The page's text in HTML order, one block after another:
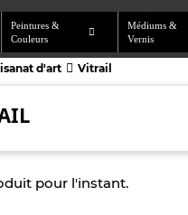
Peintures &
Couleurs
Médiums &
Vernis
d'art Vitrail
pour l'instant.